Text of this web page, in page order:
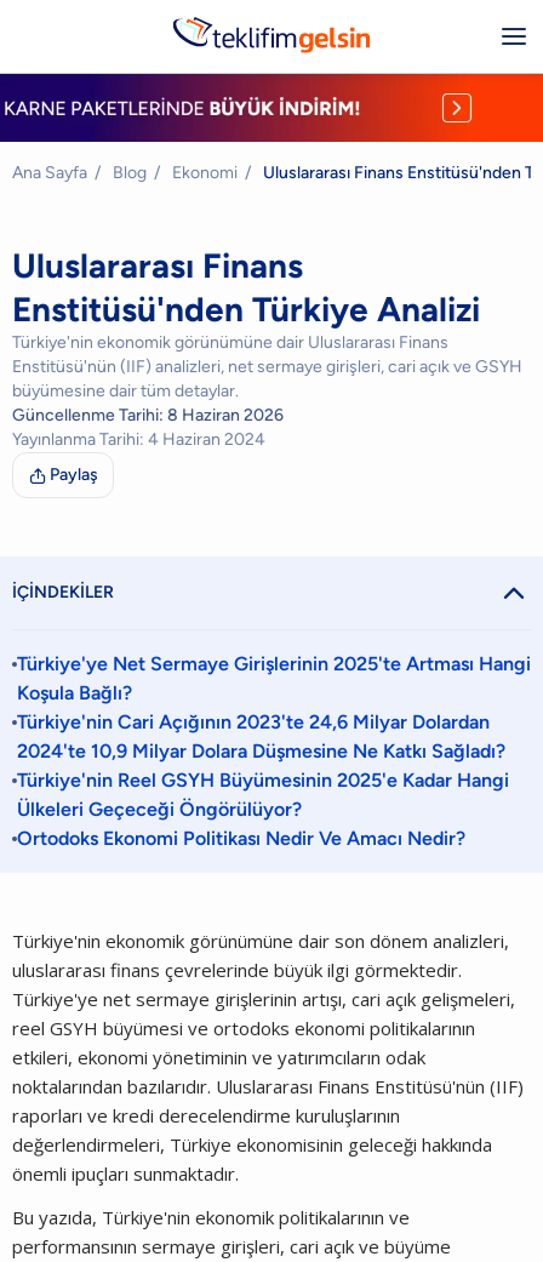
Ana Sayfa / Blog / Ekonomi / Uluslararası Finans Enstitüsü'nden
Uluslararası Finans
Enstitüsü'nden Türkiye Analizi
Türkiye'nin ekonomik görünümüne dair Uluslararası Finans
Enstitüsü'nün (IIF) analizleri, net sermaye girişleri, cari açık ve GSYH
büyümesine dair tüm detaylar.
Güncellenme Tarihi: 8 Haziran 2026
Yayınlanma Tarihi: 4 Haziran 2024
 Paylaş
İÇİNDEKİLER 
Türkiye'ye Net Sermaye Girişlerinin 2025'te Artması Hangi
Koşula Bağlı?
Türkiye'nin Cari Açığının 2023'te 24,6 Milyar Dolardan
2024'te 10,9 Milyar Dolara Düşmesine Ne Katkı Sağladı?
Türkiye'nin Reel GSYH Büyümesinin 2025'e Kadar Hangi
Ülkeleri Geçeceği Öngörülüyor?
Ortodoks Ekonomi Politikası Nedir Ve Amacı Nedir?
Türkiye'nin ekonomik görünümüne dair son dönem analizleri,
uluslararası finans çevrelerinde büyük ilgi görmektedir.
Türkiye'ye net sermaye girişlerinin artışı, cari açık gelişmeleri,
reel GSYH büyümesi ve ortodoks ekonomi politikalarının
etkileri, ekonomi yönetiminin ve yatırımcıların odak
noktalarından bazılarıdır. Uluslararası Finans Enstitüsü'nün (IIF)
raporları ve kredi derecelendirme kuruluşlarının
değerlendirmeleri, Türkiye ekonomisinin geleceği hakkında
önemli ipuçları sunmaktadır.
Bu yazıda, Türkiye'nin ekonomik politikalarının ve
performansının sermaye girişleri, cari açık ve büyüme